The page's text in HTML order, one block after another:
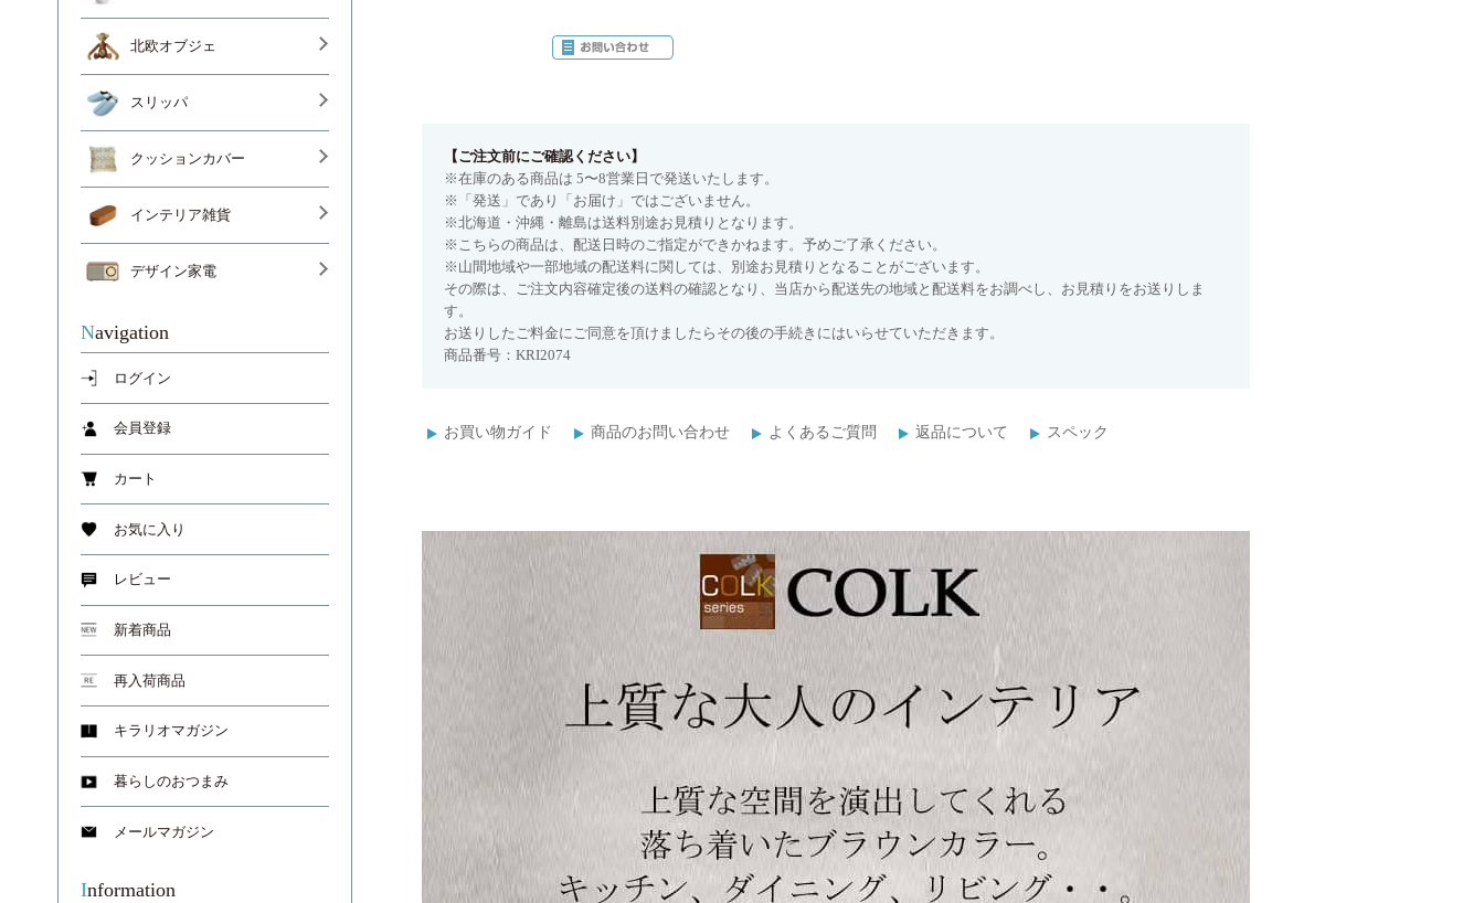
【ご注文前にご確認ください】
※在庫のある商品は 5〜8営業日で発送いたします。
※「発送」であり「お届け」ではございません。
※北海道・沖縄・離島は送料別途お見積りとなります。
※こちらの商品は、配送日時のご指定ができかねます。予めご了承ください。
※山間地域や一部地域の配送料に関しては、別途お見積りとなることがございます。
その際は、ご注文内容確定後の送料の確認となり、当店から配送先の地域と配送料をお調べし、お見積りをお送りしま
す。
お送りしたご料金にご同意を頂けましたらその後の手続きにはいらせていただきます。
商品番号：KRI2074
お買い物ガイド 商品のお問い合わせ よくあるご質問 返品について スペック
北欧オブジェ
スリッパ
クッションカバー
インテリア雑貨
デザイン家電
Navigation
ログイン
会員登録
カート
お気に入り
レビュー
新着商品
再入荷商品
キラリオマガジン
暮らしのおつまみ
メールマガジン
Information